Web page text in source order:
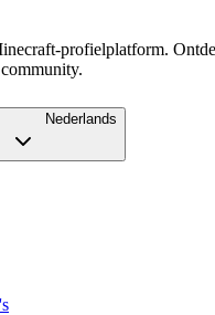
profielplatform.
Nederlands